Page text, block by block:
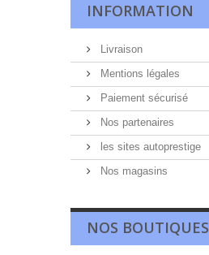
INFORMATION
Livraison
Mentions légales
Paiement sécurisé
Nos partenaires
les sites autoprestige
Nos magasins
NOS BOUTIQUES